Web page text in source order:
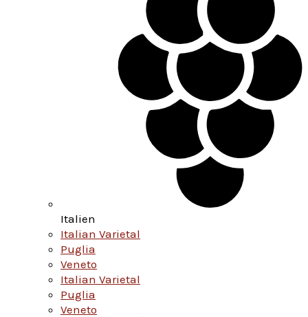
Italien
Italian Varietal
Puglia
Veneto
Italian Varietal
Puglia
Veneto